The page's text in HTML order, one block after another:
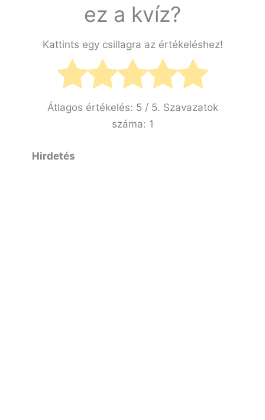
ez a kvíz?
Kattints egy csillagra az értékeléshez!
Átlagos értékelés: 5 / 5. Szavazatok
száma: 1
Hirdetés